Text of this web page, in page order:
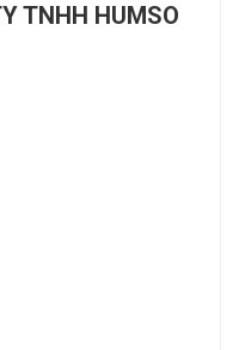
TNHH HUMSO